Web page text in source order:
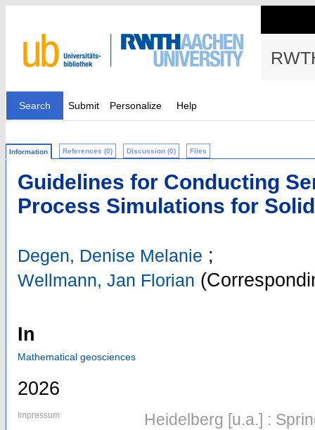
Search Submit Personalize Help
Information References (0) Discussion (0) Files
Guidelines for Conducting
Process Simulations for
Degen, Denise Melanie ;
Wellmann, Jan Florian
In
Mathematical geosciences
2026
Impressum Heidelberg [u.a.] :